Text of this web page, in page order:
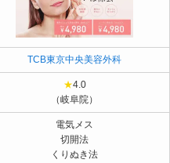
TCB東京中央美容外科
★4.0
（岐阜院）
電気メス
切開法
くりぬき法